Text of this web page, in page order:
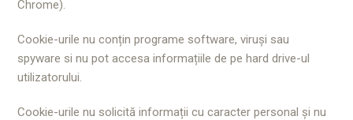
Chrome).
Cookie-urile nu conțin programe software, viruși sau
spyware si nu pot accesa informațiile de pe hard drive-ul
utilizatorului.
Cookie-urile nu solicită informații cu caracter personal și nu